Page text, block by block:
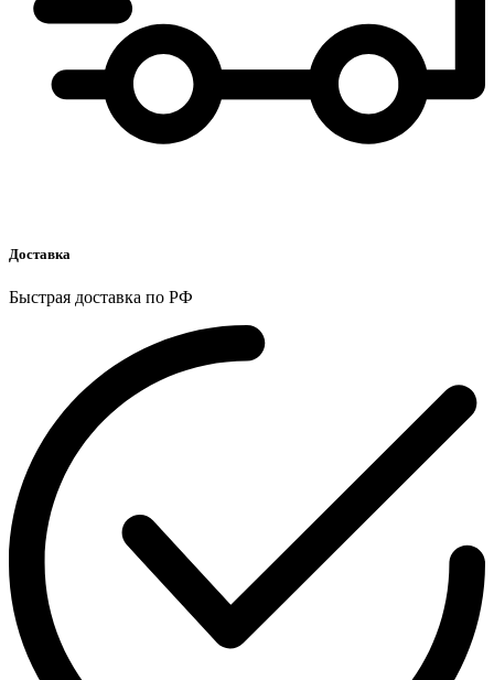
Доставка
Быстрая доставка по РФ